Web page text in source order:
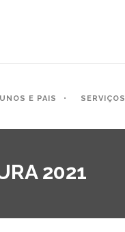
E PAIS SERVIÇOS
2021